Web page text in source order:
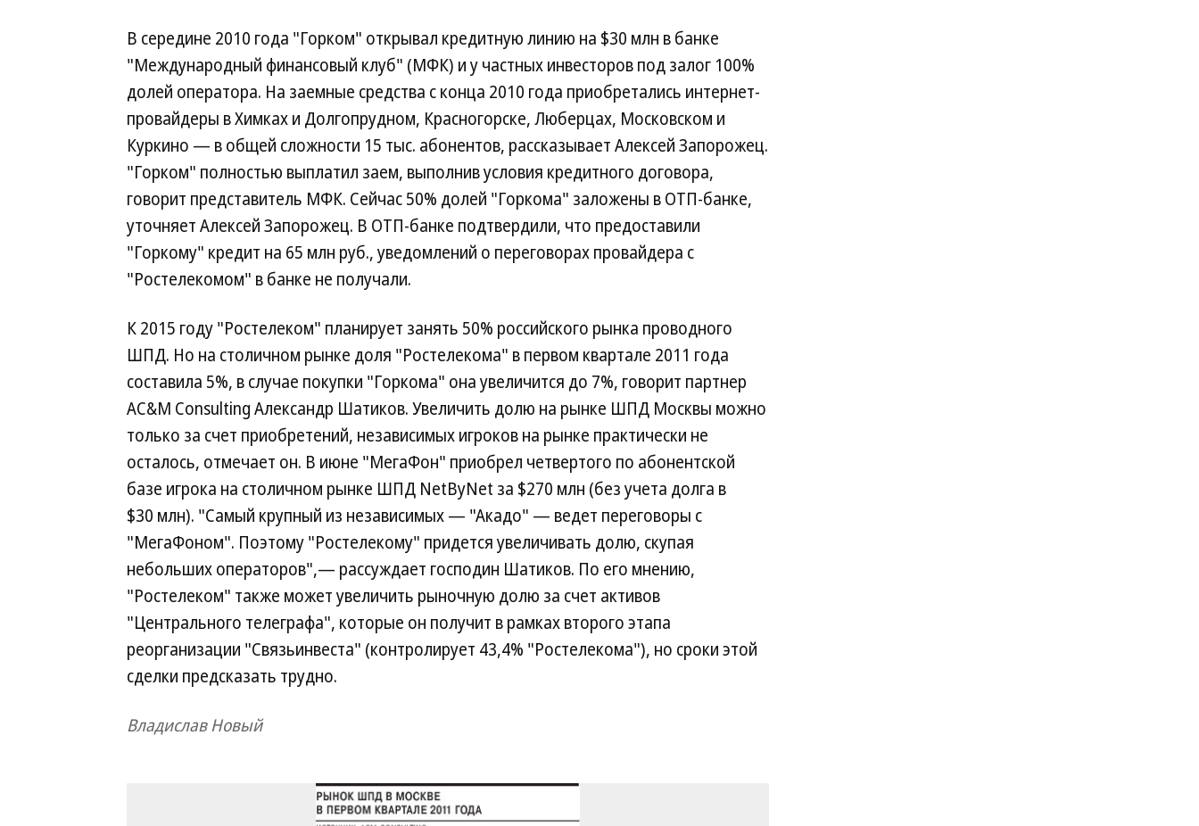
В середине 2010 года "Горком" открывал кредитную линию на $30 млн в банке
"Международный финансовый клуб" (МФК) и у частных инвесторов под залог 100%
долей оператора. На заемные средства с конца 2010 года приобретались интернет-
провайдеры в Химках и Долгопрудном, Красногорске, Люберцах, Московском и
Куркино — в общей сложности 15 тыс. абонентов, рассказывает Алексей Запорожец.
"Горком" полностью выплатил заем, выполнив условия кредитного договора,
говорит представитель МФК. Сейчас 50% долей "Горкома" заложены в ОТП-банке,
уточняет Алексей Запорожец. В ОТП-банке подтвердили, что предоставили
"Горкому" кредит на 65 млн руб., уведомлений о переговорах провайдера с
"Ростелекомом" в банке не получали.
К 2015 году "Ростелеком" планирует занять 50% российского рынка проводного
ШПД. Но на столичном рынке доля "Ростелекома" в первом квартале 2011 года
составила 5%, в случае покупки "Горкома" она увеличится до 7%, говорит партнер
AC&M Consulting Александр Шатиков. Увеличить долю на рынке ШПД Москвы можно
только за счет приобретений, независимых игроков на рынке практически не
осталось, отмечает он. В июне "МегаФон" приобрел четвертого по абонентской
базе игрока на столичном рынке ШПД NetByNet за $270 млн (без учета долга в
$30 млн). "Самый крупный из независимых — "Акадо" — ведет переговоры с
"МегаФоном". Поэтому "Ростелекому" придется увеличивать долю, скупая
небольших операторов",— рассуждает господин Шатиков. По его мнению,
"Ростелеком" также может увеличить рыночную долю за счет активов
"Центрального телеграфа", которые он получит в рамках второго этапа
реорганизации "Связьинвеста" (контролирует 43,4% "Ростелекома"), но сроки этой
сделки предсказать трудно.
Владислав Новый